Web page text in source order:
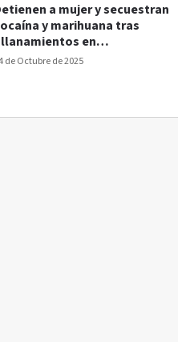
de Octubre de 2025
a mujer y secuestran
y marihuana tras
en